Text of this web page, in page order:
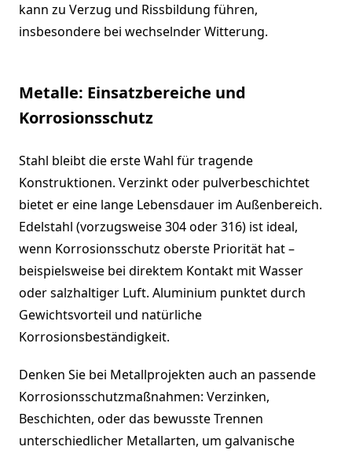
kann zu Verzug und Rissbildung führen,
insbesondere bei wechselnder Witterung.
Metalle: Einsatzbereiche und
Korrosionsschutz
Stahl bleibt die erste Wahl für tragende
Konstruktionen. Verzinkt oder pulverbeschichtet
bietet er eine lange Lebensdauer im Außenbereich.
Edelstahl (vorzugsweise 304 oder 316) ist ideal,
wenn Korrosionsschutz oberste Priorität hat –
beispielsweise bei direktem Kontakt mit Wasser
oder salzhaltiger Luft. Aluminium punktet durch
Gewichtsvorteil und natürliche
Korrosionsbeständigkeit.
Denken Sie bei Metallprojekten auch an passende
Korrosionsschutzmaßnahmen: Verzinken,
Beschichten, oder das bewusste Trennen
unterschiedlicher Metallarten, um galvanische